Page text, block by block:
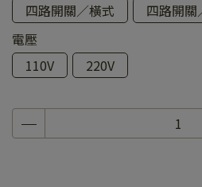
四路開關／橫式
四路開關
電壓
110V
220V